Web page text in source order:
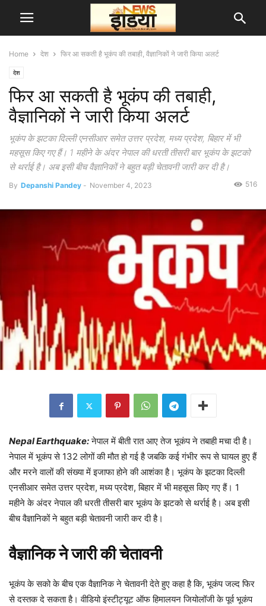
Home देश फिर आ सकती है भूकंप की तबाही, वैज्ञानिकों ने जारी किया अलर्ट
देश
फिर आ सकती है भूकंप की तबाही,
वैज्ञानिकों ने जारी किया अलर्ट
भूकंप के झटका दिल्ली एनसीआर समेत उत्तर प्रदेश, मध्य प्रदेश, बिहार में भी
महसूस किए गए हैं। 1 महीने के अंदर नेपाल की धरती तीसरी बार भूकंप के झटको
से थर्राई है। अब इसी बीच वैज्ञानिकों ने बहुत बड़ी चेतावनी जारी कर दी है।
By Depanshi Pandey - November 4, 2023 516
Nepal Earthquake: नेपाल में बीती रात आए तेज भूकंप ने तबाही मचा दी है।
नेपाल में भूकंप से 132 लोगों की मौत हो गई है जबकि कई गंभीर रूप से घायल हुए हैं
और मरने वालों की संख्या में इजाफा होने की आशंका है। भूकंप के झटका दिल्ली
एनसीआर समेत उत्तर प्रदेश, मध्य प्रदेश, बिहार में भी महसूस किए गए हैं। 1
महीने के अंदर नेपाल की धरती तीसरी बार भूकंप के झटको से थर्राई है। अब इसी
बीच वैज्ञानिकों ने बहुत बड़ी चेतावनी जारी कर दी है।
वैज्ञानिक ने जारी की चेतावनी
भूकंप के सको के बीच एक वैज्ञानिक ने चेतावनी देते हुए कहा है कि, भूकंप जल्द फिर
से दस्तक दे सकता है। वीडियो इंस्टीट्यूट ऑफ हिमालयन जियोलॉजी के पूर्व भूकंप